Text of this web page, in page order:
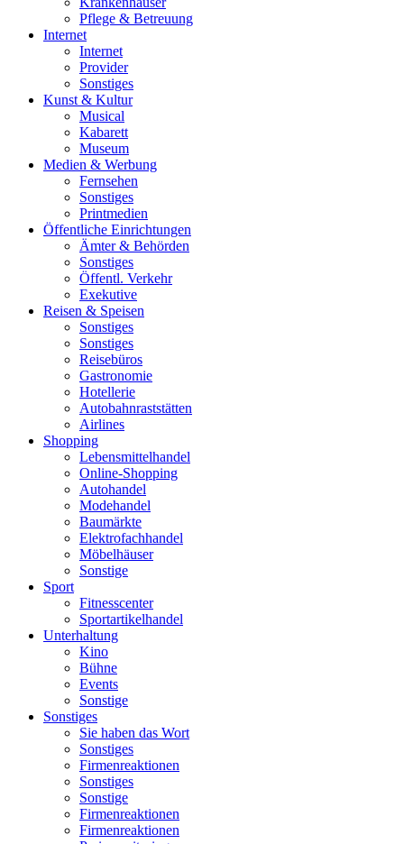
Pflege & Betreuung
Internet
Internet
Provider
Sonstiges
Kunst & Kultur
Musical
Kabarett
Museum
Medien & Werbung
Fernsehen
Sonstiges
Printmedien
Öffentliche Einrichtungen
Ämter & Behörden
Sonstiges
Öffentl. Verkehr
Exekutive
Reisen & Speisen
Sonstiges
Sonstiges
Reisebüros
Gastronomie
Hotellerie
Autobahnraststätten
Airlines
Shopping
Lebensmittelhandel
Online-Shopping
Autohandel
Modehandel
Baumärkte
Elektrofachhandel
Möbelhäuser
Sonstige
Sport
Fitnesscenter
Sportartikelhandel
Unterhaltung
Kino
Bühne
Events
Sonstige
Sonstiges
Sie haben das Wort
Sonstiges
Firmenreaktionen
Sonstiges
Sonstige
Firmenreaktionen
Firmenreaktionen